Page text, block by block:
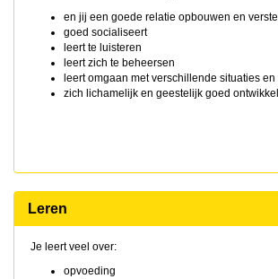
en jij een goede relatie opbouwen en
goed socialiseert
leert te luisteren
leert zich te beheersen
leert omgaan met verschillende situaties
zich lichamelijk en geestelijk goed
Leren
Je leert veel over:
opvoeding